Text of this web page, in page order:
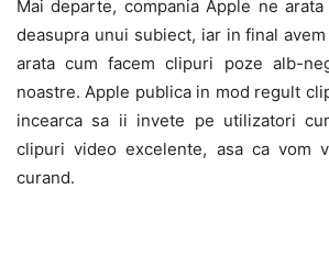
Mai departe, compania Apple ne
deasupra unui subiect, iar in final
arata cum facem clipuri poze alb-
noastre. Apple publica in mod regult
incearca sa ii invete pe utilizatori
clipuri video excelente, asa ca vom
curand.